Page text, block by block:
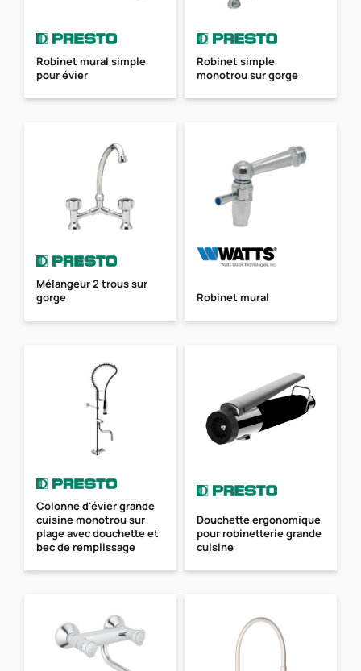
Robinet mural simple
pour évier
Robinet simple
monotrou sur gorge
Mélangeur 2 trous sur
gorge
Robinet mural
Colonne d'évier grande
cuisine monotrou sur
plage avec douchette et
bec de remplissage
Douchette ergonomique
pour robinetterie grande
cuisine